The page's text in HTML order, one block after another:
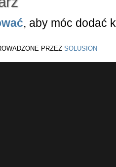
, aby móc dodać
PRZEZ SOLUSION